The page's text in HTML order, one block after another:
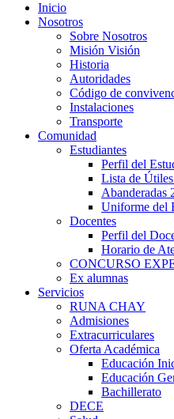
Inicio
Nosotros
Sobre Nosotros
Misión Visión
Historia
Autoridades
Código de
Instalaciones
Transporte
Comunidad
Estudiantes
Perfil del
Lista de
Abanderadas
Uniforme del
Docentes
Perfil del
Horario de
CONCURSO
Ex alumnas
Servicios
RUNA CHAY
Admisiones
Extracurriculares
Oferta Académica
Educación
Educación
Bachillerato
DECE